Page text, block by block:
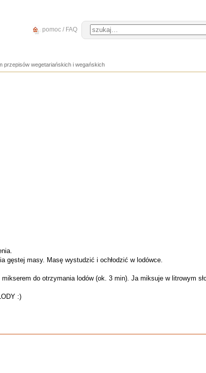
pomoc / FAQ
przepisów wegetariańskich i wegańskich
gęstej masy. Masę wystudzić i ochłodzić w lodówce.
do otrzymania lodów (ok. 3 min). Ja miksuje w litrowym
:)